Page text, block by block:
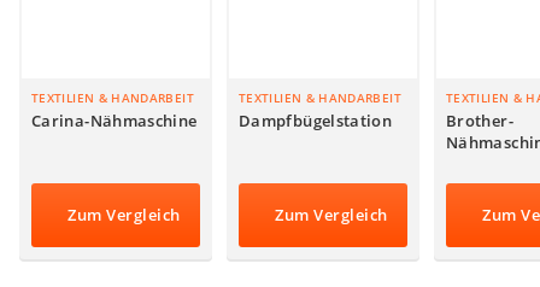
Beheizbare Handschuhe
TEXTILIEN & HANDARBEIT
Carina-Nähmaschine
Zum Vergleich
TEXTILIEN & HANDARBEIT
Dampfbügelstation
Zum Vergleich
TEXTILIEN &
Brother-
Zum